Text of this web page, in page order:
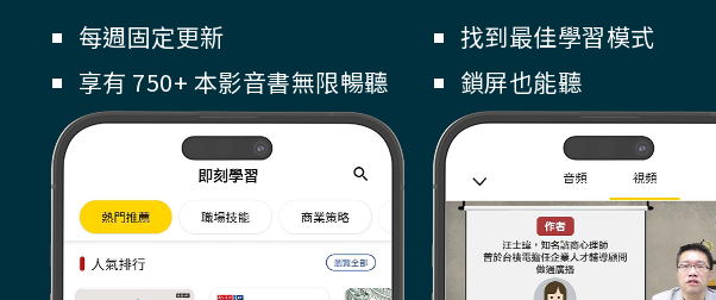
每週固定更新
享有 750+ 本影音書無限暢聽
找到最佳學習模式
鎖屏也能聽